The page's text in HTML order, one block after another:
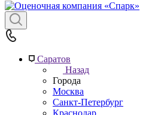
Саратов
Назад
Города
Москва
Санкт-Петербург
Краснодар